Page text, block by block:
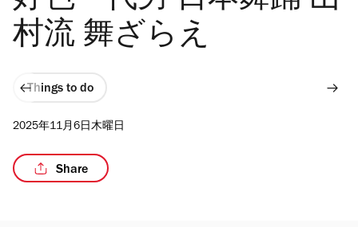
村流 舞ざらえ
Things to do
2025年11月6日木曜日
Share